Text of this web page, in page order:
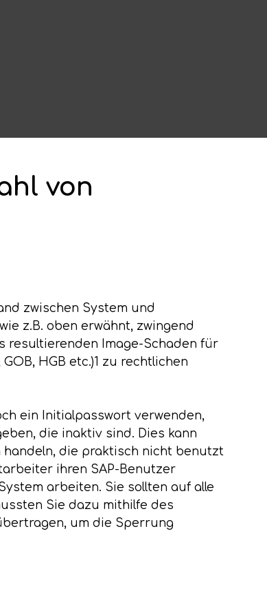
von
zwischen System und
z.B. oben erwähnt, zwingend
resultierenden Image-Schaden für
HGB etc.)1 zu rechtlichen
ein Initialpasswort verwenden,
die inaktiv sind. Dies kann
handeln, die praktisch nicht benutzt
ihren SAP-Benutzer
arbeiten. Sie sollten auf alle
Sie dazu mithilfe des
um die Sperrung